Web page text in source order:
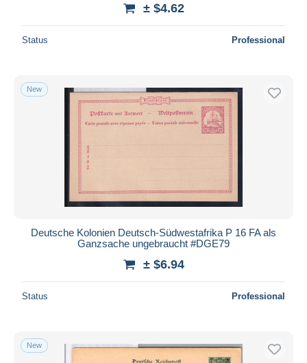
± $4.62
Status Professional
New
Deutsche Kolonien Deutsch-Südwestafrika P 16 FA als
Ganzsache ungebraucht #DGE79
± $6.94
Status Professional
New